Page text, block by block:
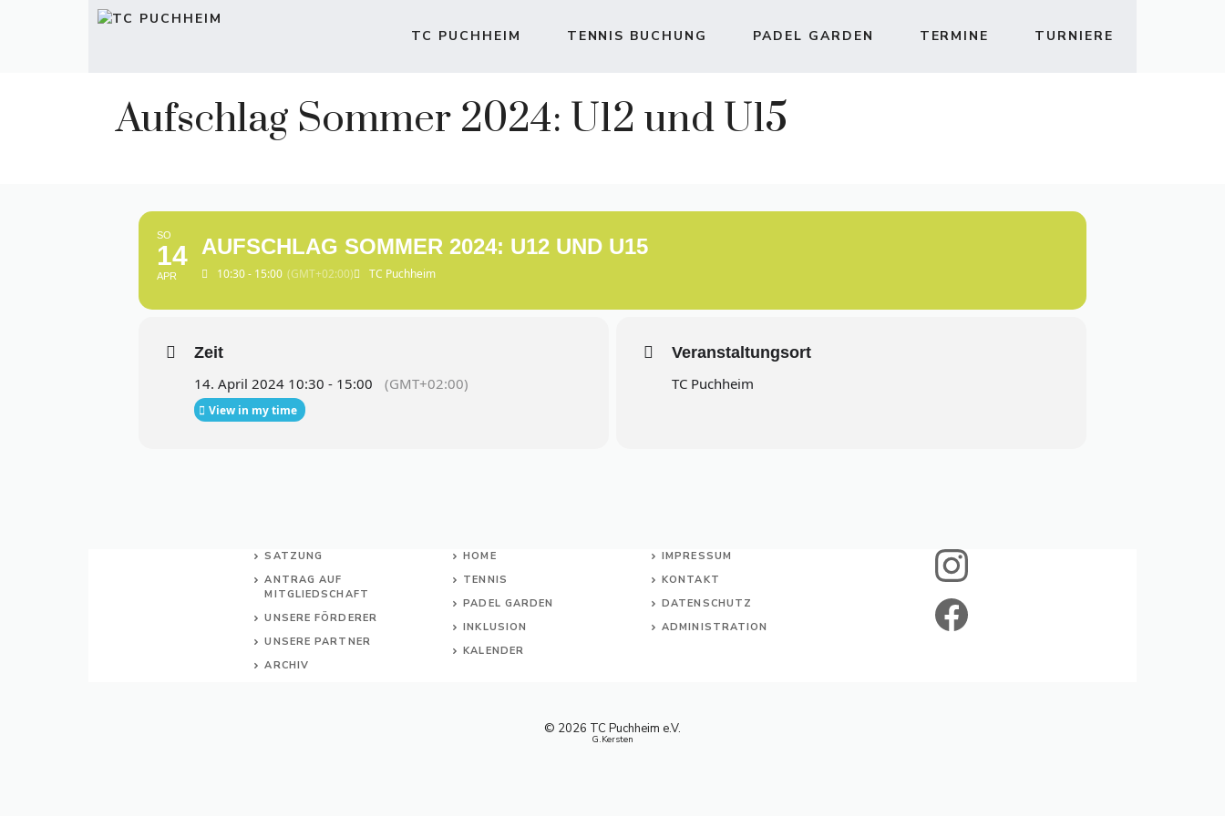
TC PUCHHEIM TENNIS BUCHUNG PADEL GARDEN TERMINE TURNIERE
Aufschlag Sommer 2024: U12 und U15
SO
14
APR
AUFSCHLAG SOMMER 2024: U12 UND U15
10:30 - 15:00 (GMT+02:00) TC Puchheim
Zeit
14. April 2024 10:30 - 15:00
(GMT+02:00)
View in my time
Veranstaltungsort
TC Puchheim
SATZUNG
ANTRAG AUF
MITGLIEDSCHAFT
UNSERE FÖRDERER
UNSERE PARTNER
ARCHIV
HOME
TENNIS
PADEL GARDEN
INKLUSION
KALENDER
IMPRESSUM
KONTAKT
DATENSCHUTZ
ADMINISTRATION
© 2026 TC Puchheim e.V.
G.Kersten